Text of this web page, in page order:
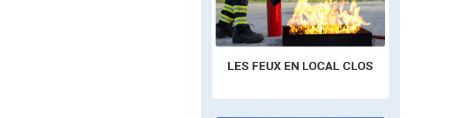
LES FEUX EN LOCAL CLOS